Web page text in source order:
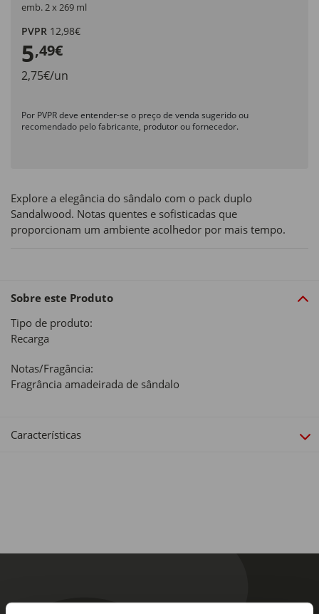
emb. 2 x 269 ml
PVPR 12,98€
5,49€
2,75€/un
Por PVPR deve entender-se o preço de venda sugerido ou
recomendado pelo fabricante, produtor ou fornecedor.
Explore a elegância do sândalo com o pack duplo
Sandalwood. Notas quentes e sofisticadas que
proporcionam um ambiente acolhedor por mais tempo.
Sobre este Produto
Tipo de produto:
Recarga
Notas/Fragância:
Fragrância amadeirada de sândalo
Características